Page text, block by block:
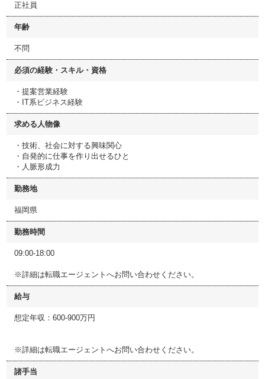
正社員
年齢
不問
必須の経験・スキル・資格
・提案営業経験
・IT系ビジネス経験
求める人物像
・技術、社会に対する興味関心
・自発的に仕事を作り出せるひと
・人脈形成力
勤務地
福岡県
勤務時間
09:00-18:00
※詳細は転職エージェントへお問い合わせください。
給与
想定年収：600-900万円
※詳細は転職エージェントへお問い合わせください。
諸手当